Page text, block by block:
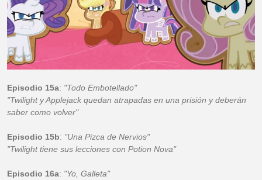
Episodio 15a: "Todo Embotellado"
"Twilight y Applejack quedan atrapadas en una prisión y deberán
saber como volver"
Episodio 15b: "Una Pizca de Nervios"
"Twilight tiene sus lecciones con Potion Nova"
Episodio 16a: "Yo, Galleta"